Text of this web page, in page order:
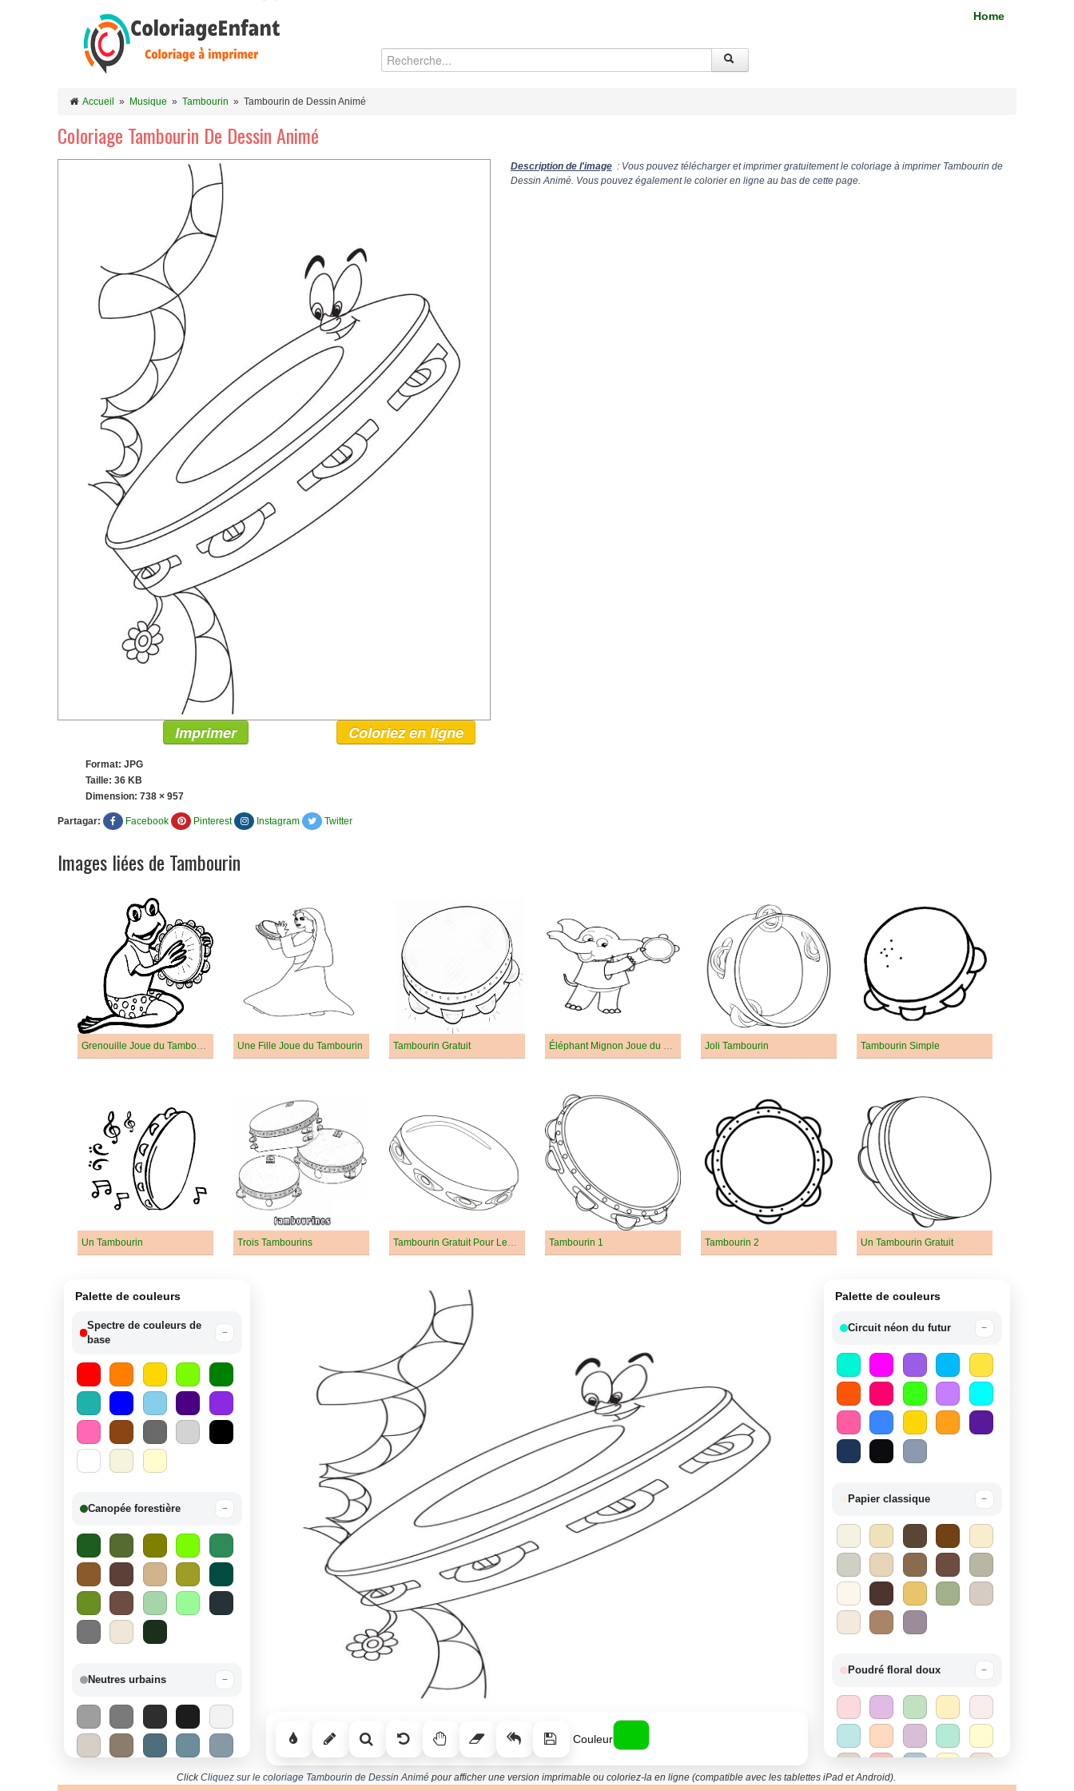
Home
Accueil » Musique » Tambourin » Tambourin de Dessin Animé
Coloriage Tambourin De Dessin Animé
Description de l'image : Vous pouvez télécharger et imprimer gratuitement le coloriage à imprimer Tambourin de
Dessin Animé. Vous pouvez également le colorier en ligne au bas de cette page.
Imprimer Coloriez en ligne
Format: JPG
Taille: 36 KB
Dimension: 738 × 957
Partagar: Facebook Pinterest Instagram Twitter
Images liées de Tambourin
Grenouille Joue du Tambourin Une Fille Joue du Tambourin Tambourin Gratuit Éléphant Mignon Joue du Tambourin Joli Tambourin Tambourin Simple
Un Tambourin Trois Tambourins Tambourin Gratuit Pour Les Enfants Tambourin 1 Tambourin 2 Un Tambourin Gratuit
Palette de couleurs
Spectre de couleurs de
base
−
Canopée forestière −
Neutres urbains −
Couleur
Palette de couleurs
Circuit néon du futur −
Papier classique −
Poudré floral doux −
ClickCliquez sur le coloriage Tambourin de Dessin Animépour afficher une version imprimable ou coloriez-la en ligne (compatible avec les tablettes iPad et Android).